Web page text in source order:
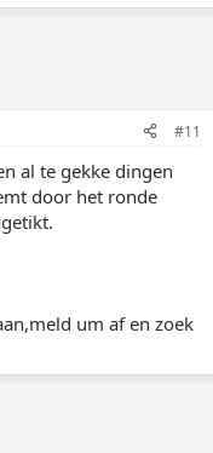
#11
al te gekke dingen
door het ronde
um af en zoek